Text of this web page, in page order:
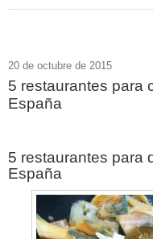
20 de octubre de 2015
5 restaurantes para
España
5 restaurantes para
España